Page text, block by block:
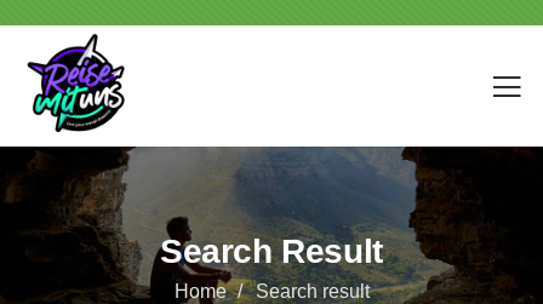
Search Result
Home Search result